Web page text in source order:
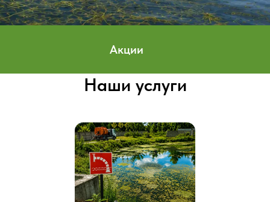
Акции
Наши услуги